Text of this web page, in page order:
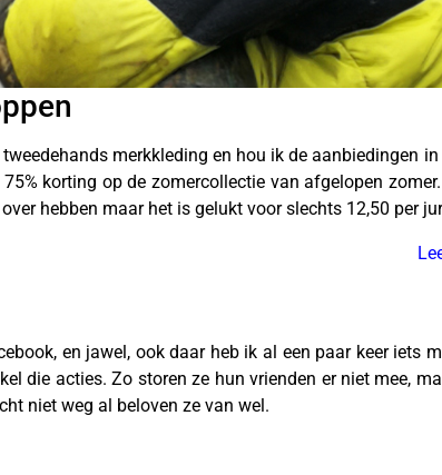
merkkleding en hou ik de aanbiedingen
korting op de zomercollectie van afgelopen
hebben maar het is gelukt voor slechts 12,50 per
en jawel, ook daar heb ik al een paar keer iets
die acties. Zo storen ze hun vrienden er niet mee,
niet weg al beloven ze van wel.